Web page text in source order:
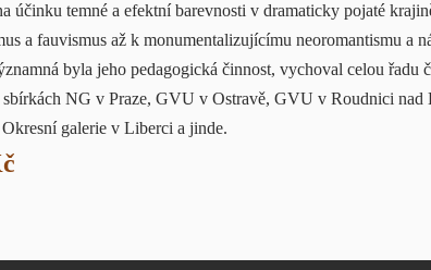
účinku temné a efektní barevnosti v dramaticky pojaté
a fauvismus až k monumentalizujícímu neoromantismu a
byla jeho pedagogická činnost, vychoval celou řadu
sbírkách NG v Praze, GVU v Ostravě, GVU v Roudnici
galerie v Liberci a jinde.